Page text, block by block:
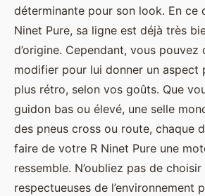
déterminante pour son look. En ce
Ninet Pure, sa ligne est déjà très
d’origine. Cependant, vous pouvez
modifier pour lui donner un aspect
plus rétro, selon vos goûts. Que
guidon bas ou élevé, une selle
des pneus cross ou route, chaque
faire de votre R Ninet Pure une
ressemble. N’oubliez pas de
respectueuses de l’environnement